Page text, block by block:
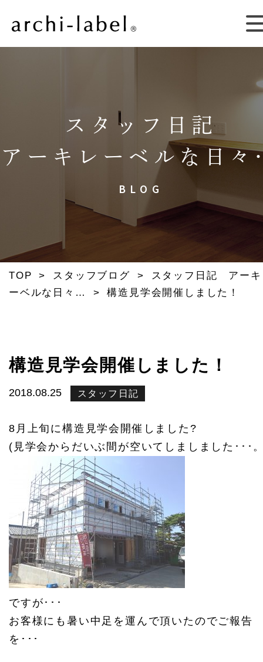
スタッフ日記
アーキレーベルな日
BLOG
TOP > スタッフブログ >
スタッフ日記 アーキ
ーベルな日々…
> 構造見学会開催しました！
構造見学会開催しました！
2018.08.25 スタッフ日記
8月上旬に構造見学会開催しました?
(見学会からだいぶ間が空いてしましました･･･
ですが･･･
お客様にも暑い中足を運んで頂いたのでご報告
を･･･